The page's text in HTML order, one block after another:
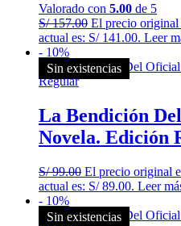
Valorado con 5.00 de 5
S/157.00 El precio original
actual es: S/ 141.00. Leer
- 10%
La Bendición
Novela. Edición
S/99.00 El precio original
actual es: S/ 89.00.
Sin existencias
Leer
- 10%
Sin existencias